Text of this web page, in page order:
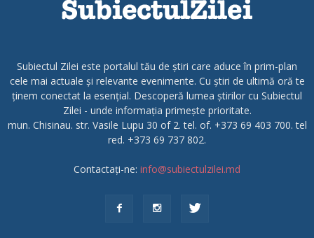
Subiectul Zilei este portalul tău de știri care aduce în prim-plan
cele mai actuale și relevante evenimente. Cu știri de ultimă oră te
ținem conectat la esențial. Descoperă lumea știrilor cu Subiectul
Zilei - unde informația primește prioritate.
mun. Chisinau. str. Vasile Lupu 30 of 2. tel. of. +373 69 403 700. tel
red. +373 69 737 802.
Contactați-ne: info@subiectulzilei.md